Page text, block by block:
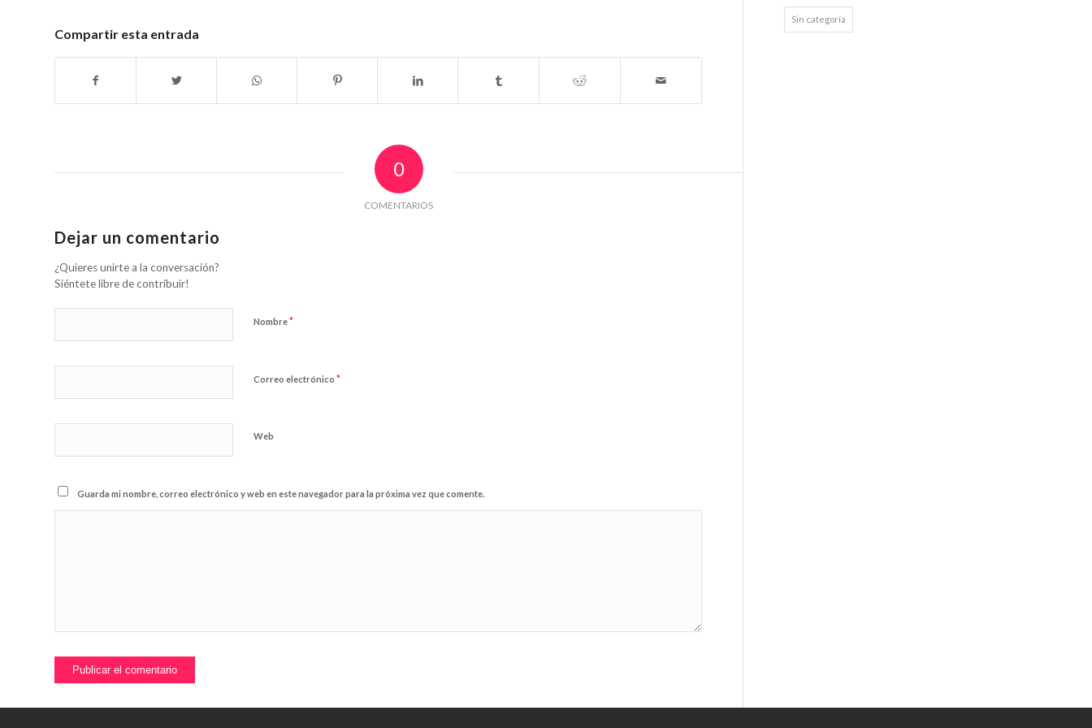
Compartir esta entrada
0
COMENTARIOS
Dejar un comentario
¿Quieres unirte a la conversación?
Siéntete libre de contribuir!
Nombre*
Correo electrónico *
Web
Guarda mi nombre, correo electrónico y web en este navegador para la próxima vez que comente.
Sin categoría